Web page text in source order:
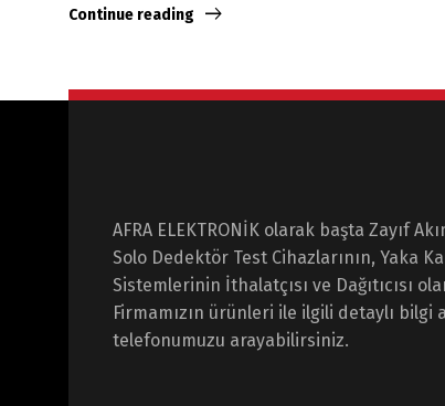
Continue reading
AFRA ELEKTRONİK olarak başta Zayıf
Solo Dedektör Test Cihazlarının, Yaka
Sistemlerinin İthalatçısı ve Dağıtıcısı
Firmamızın ürünleri ile ilgili detaylı bilgi
telefonumuzu arayabilirsiniz.